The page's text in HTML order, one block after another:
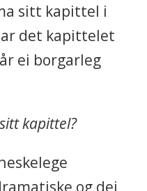
sitt kapittel i
det kapittelet
ei borgarleg
kapittel?
og dei